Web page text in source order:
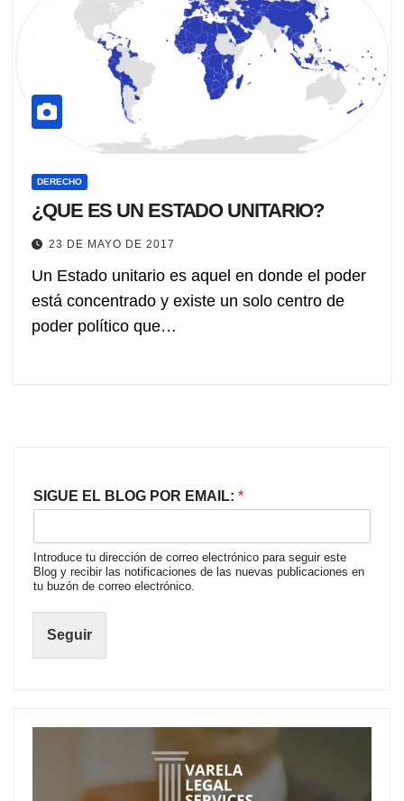
DERECHO
¿QUE ES UN ESTADO UNITARIO?
23 DE MAYO DE 2017
Un Estado unitario es aquel en donde el poder
está concentrado y existe un solo centro de
poder político que…
SIGUE EL BLOG POR EMAIL: *
Introduce tu dirección de correo electrónico para seguir este
Blog y recibir las notificaciones de las nuevas publicaciones en
tu buzón de correo electrónico.
Seguir